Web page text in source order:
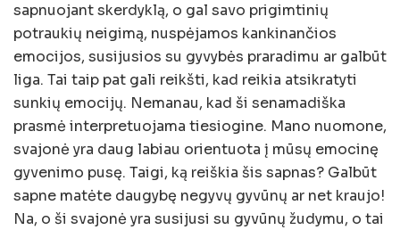
sapnuojant skerdyklą, o gal savo prigimtinių
potraukių neigimą, nuspėjamos kankinančios
emocijos, susijusios su gyvybės praradimu ar galbūt
liga. Tai taip pat gali reikšti, kad reikia atsikratyti
sunkių emocijų. Nemanau, kad ši senamadiška
prasmė interpretuojama tiesiogine. Mano nuomone,
svajonė yra daug labiau orientuota į mūsų emocinę
gyvenimo pusę. Taigi, ką reiškia šis sapnas? Galbūt
sapne matėte daugybę negyvų gyvūnų ar net kraujo!
Na, o ši svajonė yra susijusi su gyvūnų žudymu, o tai